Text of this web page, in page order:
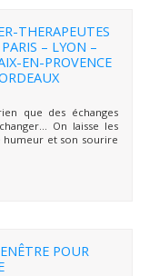
THERAPEUTES
– LYON –
EN-PROVENCE
que des échanges
On laisse les
humeur et son sourire
POUR